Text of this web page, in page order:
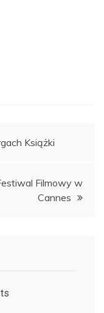
Książki
Filmowy w
Cannes